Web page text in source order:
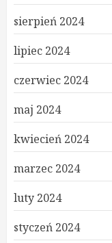
sierpień 2024
lipiec 2024
czerwiec 2024
maj 2024
kwiecień 2024
marzec 2024
luty 2024
styczeń 2024